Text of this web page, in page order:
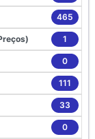
465
1
0
111
33
0